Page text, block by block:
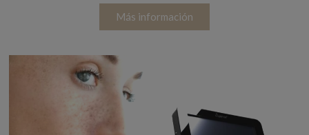
Más información